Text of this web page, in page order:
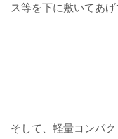
ス等を下に敷いてあげ
そして、軽量コンパ